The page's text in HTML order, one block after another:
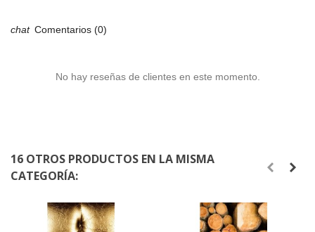
Comentarios (0)
No hay reseñas de clientes en este momento.
16 OTROS PRODUCTOS EN LA MISMA
CATEGORÍA: